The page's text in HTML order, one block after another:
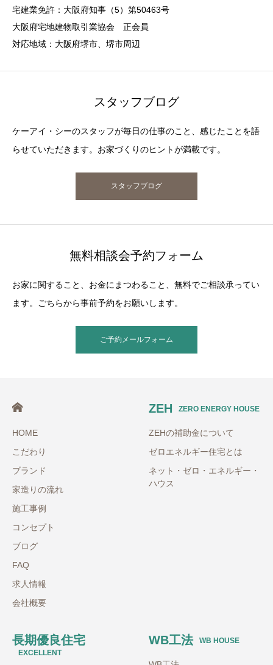
宅建業免許：大阪府知事（5）第50463号
大阪府宅地建物取引業協会 正会員
対応地域：大阪府堺市、堺市周辺
スタッフブログ
ケーアイ・シーのスタッフが毎日の仕事のこと、感じたことを語
らせていただきます。お家づくりのヒントが満載です。
スタッフブログ
無料相談会予約フォーム
お家に関すること、お金にまつわること、無料でご相談承ってい
ます。ごちらから事前予約をお願いします。
ご予約メールフォーム
HOME
こだわり
ブランド
家造りの流れ
施工事例
コンセプト
ブログ
FAQ
求人情報
会社概要
ZEH ZERO ENERGY HOUSE
ZEHの補助金について
ゼロエネルギー住宅とは
ネット・ゼロ・エネルギー・
ハウス
長期優良住宅
EXCELLENT
WB工法 WB HOUSE